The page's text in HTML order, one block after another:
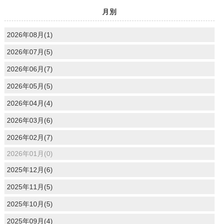
月別
2026年08月(1)
2026年07月(5)
2026年06月(7)
2026年05月(5)
2026年04月(4)
2026年03月(6)
2026年02月(7)
2026年01月(0)
2025年12月(6)
2025年11月(5)
2025年10月(5)
2025年09月(4)